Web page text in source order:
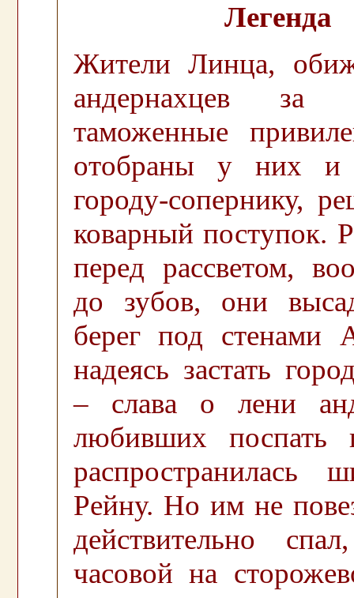
Легенда
Жители Линца,
андернахцев
таможенные
отобраны у них и
городу-сопернику,
коварный поступок.
перед рассветом,
до зубов, они
берег под стенами
надеясь застать
– слава о лени
любивших поспать
распространилась
Рейну. Но им не
действительно
часовой на